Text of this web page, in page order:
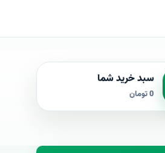
سبد خرید شما
0 تومان